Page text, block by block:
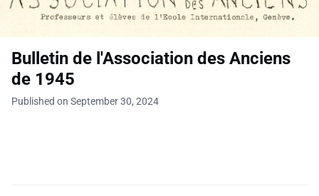
Bulletin de l'Association des Anciens
de 1945
Published on September 30, 2024